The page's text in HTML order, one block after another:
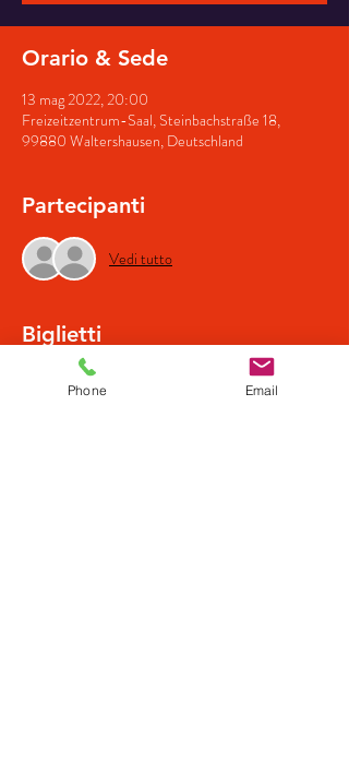
Orario & Sede
13 mag 2022, 20:00
Freizeitzentrum-Saal, Steinbachstraße 18,
99880 Waltershausen, Deutschland
Partecipanti
Vedi tutto
Biglietti
Vendita terminata
Phone Email